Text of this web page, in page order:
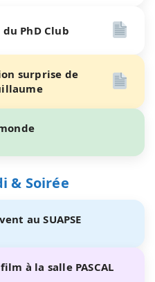
PhD Club
surprise de
& Soirée
au SUAPSE
à la salle PASCAL